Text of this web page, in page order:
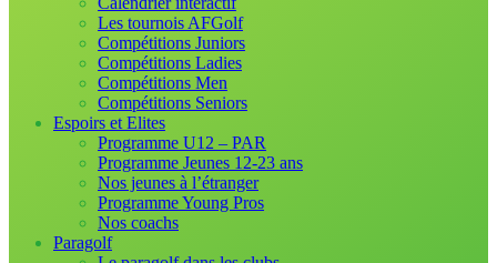
Les tournois AFGolf
Compétitions Juniors
Compétitions Ladies
Compétitions Men
Compétitions Seniors
Espoirs et Elites
Programme U12 – PAR
Programme Jeunes 12-23 ans
Nos jeunes à l’étranger
Programme Young Pros
Nos coachs
Paragolf